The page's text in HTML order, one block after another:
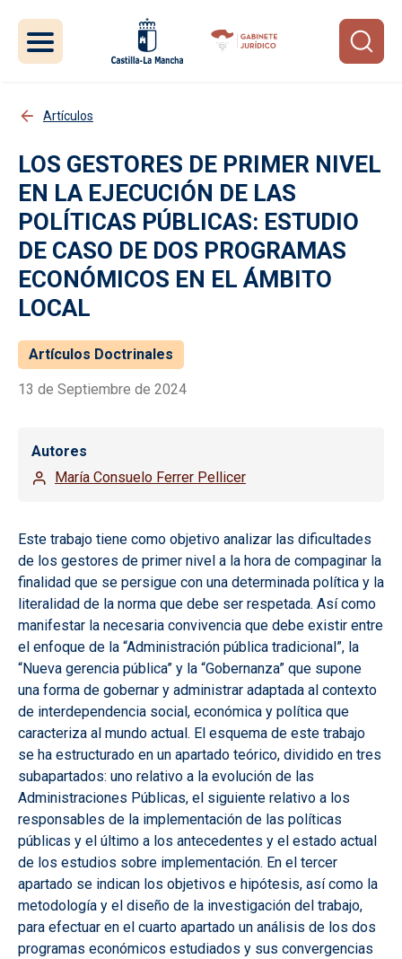
Artículos
LOS GESTORES DE PRIMER NIVEL
EN LA EJECUCIÓN DE LAS
POLÍTICAS PÚBLICAS: ESTUDIO
DE CASO DE DOS PROGRAMAS
ECONÓMICOS EN EL ÁMBITO
LOCAL
Artículos Doctrinales
13 de Septiembre de 2024
Autores
María Consuelo Ferrer Pellicer
Este trabajo tiene como objetivo analizar las dificultades
de los gestores de primer nivel a la hora de compaginar la
finalidad que se persigue con una determinada política y la
literalidad de la norma que debe ser respetada. Así como
manifestar la necesaria convivencia que debe existir entre
el enfoque de la “Administración pública tradicional”, la
“Nueva gerencia pública” y la “Gobernanza” que supone
una forma de gobernar y administrar adaptada al contexto
de interdependencia social, económica y política que
caracteriza al mundo actual. El esquema de este trabajo
se ha estructurado en un apartado teórico, dividido en tres
subapartados: uno relativo a la evolución de las
Administraciones Públicas, el siguiente relativo a los
responsables de la implementación de las políticas
públicas y el último a los antecedentes y el estado actual
de los estudios sobre implementación. En el tercer
apartado se indican los objetivos e hipótesis, así como la
metodología y el diseño de la investigación del trabajo,
para efectuar en el cuarto apartado un análisis de los dos
programas económicos estudiados y sus convergencias